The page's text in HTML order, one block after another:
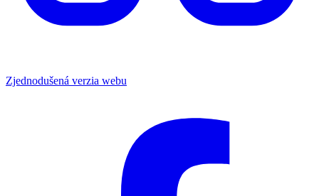
Zjednodušená verzia webu